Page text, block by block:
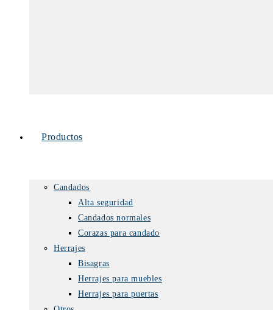
Productos
Candados
Alta seguridad
Candados normales
Corazas para candado
Herrajes
Bisagras
Herrajes para muebles
Herrajes para puertas